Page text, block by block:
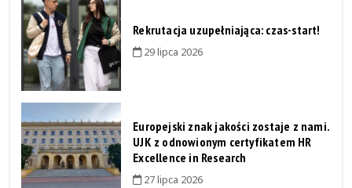
Rekrutacja uzupełniająca: czas-start!
29 lipca 2026
Europejski znak jakości zostaje z nami.
UJK z odnowionym certyfikatem HR
Excellence in Research
27 lipca 2026